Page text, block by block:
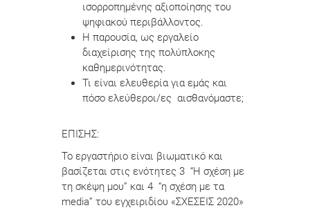
ισορροπημένης αξιοποίησης του
ψηφιακού περιβάλλοντος.
Η παρουσία, ως εργαλείο
διαχείρισης της πολύπλοκης
καθημερινότητας.
Τι είναι ελευθερία για εμάς και
πόσο ελεύθεροι/ες αισθανόμαστε;
ΕΠΙΣΗΣ:
Το εργαστήριο είναι βιωματικό και
βασίζεται στις ενότητες 3 “Η σχέση με
τη σκέψη μου” και 4 “η σχέση με τα
media” του εγχειριδίου «ΣΧΕΣΕΙΣ 2020»